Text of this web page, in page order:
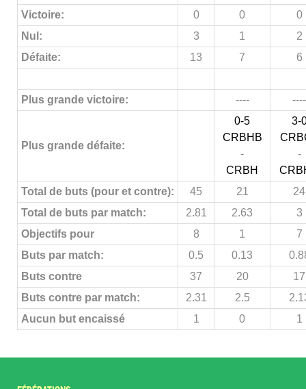
Victoire:
0 0
0
Nul:
3 1
2
Défaite:
13 7 6
Plus grande victoire: ---- ----
Plus grande défaite:
0-5
CRBHB
-
CRBH
3-
-
Total de buts (pour et contre):
45 21
24
Total de buts par match:
2.81 2.63
3
Objectifs pour
8 1
7
Buts par match:
0.5 0.13
Buts contre
37 20
17
Buts contre par match:
2.31 2.5
Aucun but encaissé
1 0 1